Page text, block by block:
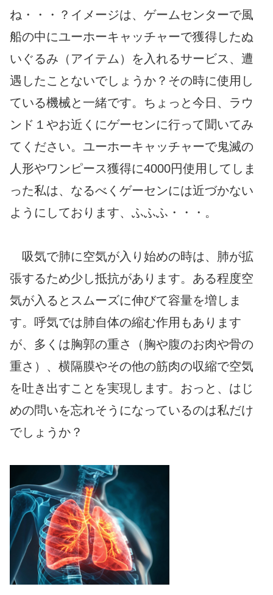
ね・・・？イメージは、ゲームセンターで風
船の中にユーホーキャッチャーで獲得したぬ
いぐるみ（アイテム）を入れるサービス、遭
遇したことないでしょうか？その時に使用し
ている機械と一緒です。ちょっと今日、ラウ
ンド１やお近くにゲーセンに行って聞いてみ
てください。ユーホーキャッチャーで鬼滅の
人形やワンピース獲得に4000円使用してしま
った私は、なるべくゲーセンには近づかない
ようにしております、ふふふ・・・。
吸気で肺に空気が入り始めの時は、肺が拡
張するため少し抵抗があります。ある程度空
気が入るとスムーズに伸びて容量を増しま
す。呼気では肺自体の縮む作用もあります
が、多くは胸郭の重さ（胸や腹のお肉や骨の
重さ）、横隔膜やその他の筋肉の収縮で空気
を吐き出すことを実現します。おっと、はじ
めの問いを忘れそうになっているのは私だけ
でしょうか？